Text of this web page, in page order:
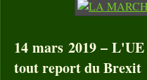
14 mars 2019 –
tout report du Brexit